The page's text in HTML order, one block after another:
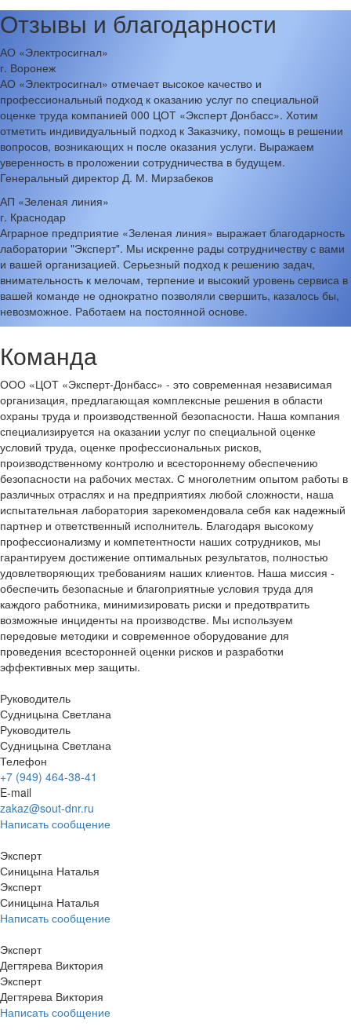
Отзывы и благодарности
АО «Электросигнал»
г. Воронеж
АО «Электросигнал» отмечает высокое качество и
профессиональный подход к оказанию услуг по специальной
оценке труда компанией 000 ЦОТ «Эксперт Донбасс». Хотим
отметить индивидуальный подход к Заказчику, помощь в решении
вопросов, возникающих н после оказания услуги. Выражаем
уверенность в проложении сотрудничества в будущем.
Генеральный директор Д. М. Мирзабеков
АП «Зеленая линия»
г. Краснодар
Аграрное предприятие «Зеленая линия» выражает благодарность
лаборатории "Эксперт". Мы искренне рады сотрудничеству с вами
и вашей организацией. Серьезный подход к решению задач,
внимательность к мелочам, терпение и высокий уровень сервиса в
вашей команде не однократно позволяли свершить, казалось бы,
невозможное. Работаем на постоянной основе.
Команда
ООО «ЦОТ «Эксперт-Донбасс» - это современная независимая
организация, предлагающая комплексные решения в области
охраны труда и производственной безопасности. Наша компания
специализируется на оказании услуг по специальной оценке
условий труда, оценке профессиональных рисков,
производственному контролю и всестороннему обеспечению
безопасности на рабочих местах. С многолетним опытом работы в
различных отраслях и на предприятиях любой сложности, наша
испытательная лаборатория зарекомендовала себя как надежный
партнер и ответственный исполнитель. Благодаря высокому
профессионализму и компетентности наших сотрудников, мы
гарантируем достижение оптимальных результатов, полностью
удовлетворяющих требованиям наших клиентов. Наша миссия -
обеспечить безопасные и благоприятные условия труда для
каждого работника, минимизировать риски и предотвратить
возможные инциденты на производстве. Мы используем
передовые методики и современное оборудование для
проведения всесторонней оценки рисков и разработки
эффективных мер защиты.
Руководитель
Судницына Светлана
Руководитель
Судницына Светлана
Телефон
+7 (949) 464-38-41
E-mail
zakaz@sout-dnr.ru
Написать сообщение
Эксперт
Синицына Наталья
Эксперт
Синицына Наталья
Написать сообщение
Эксперт
Дегтярева Виктория
Эксперт
Дегтярева Виктория
Написать сообщение